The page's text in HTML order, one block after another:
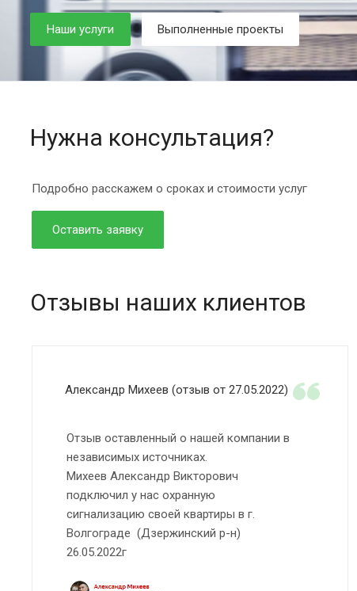
Наши услуги Выполненные проекты
Нужна консультация?
Подробно расскажем о сроках и стоимости услуг
Оставить заявку
Отзывы наших клиентов
Александр Михеев (отзыв от 27.05.2022)
Отзыв оставленный о нашей компании в
независимых источниках.
Михеев Александр Викторович
подключил у нас охранную
сигнализацию своей квартиры в г.
Волгограде (Дзержинский р-н)
26.05.2022г